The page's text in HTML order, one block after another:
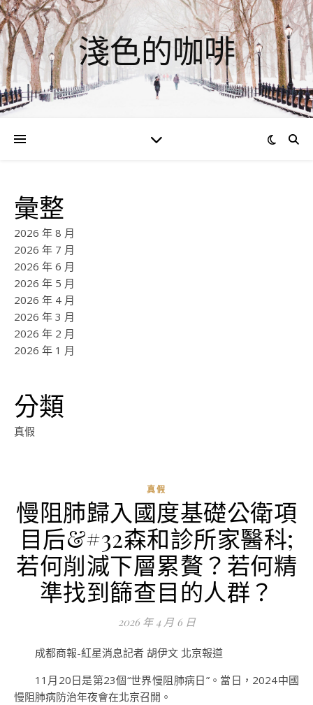
淺色的咖啡
彙整
2026 年 8 月
2026 年 7 月
2026 年 6 月
2026 年 5 月
2026 年 4 月
2026 年 3 月
2026 年 2 月
2026 年 1 月
分類
真假
真假
慢阻肺歸入國度基礎公衛項
目后&#32森和診所家醫科;
若何削減下層累贅？若何精
準找到篩查目的人群？
2026 年 4 月 6 日
成都商報-紅星消息記者 胡伊文 北京報道
11月20日是第23個“世界慢阻肺病日”。當日，2024中國
慢阻肺病防治年夜會在北京召開。
0
評
論